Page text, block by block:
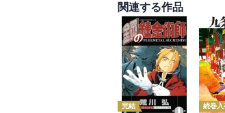
関連する作品
完結 続巻入